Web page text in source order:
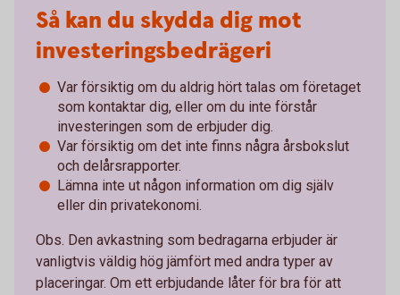
Så kan du skydda dig mot
investeringsbedrägeri
Var försiktig om du aldrig hört talas om företaget
som kontaktar dig, eller om du inte förstår
investeringen som de erbjuder dig.
Var försiktig om det inte finns några årsbokslut
och delårsrapporter.
Lämna inte ut någon information om dig själv
eller din privatekonomi.
Obs. Den avkastning som bedragarna erbjuder är
vanligtvis väldig hög jämfört med andra typer av
placeringar. Om ett erbjudande låter för bra för att